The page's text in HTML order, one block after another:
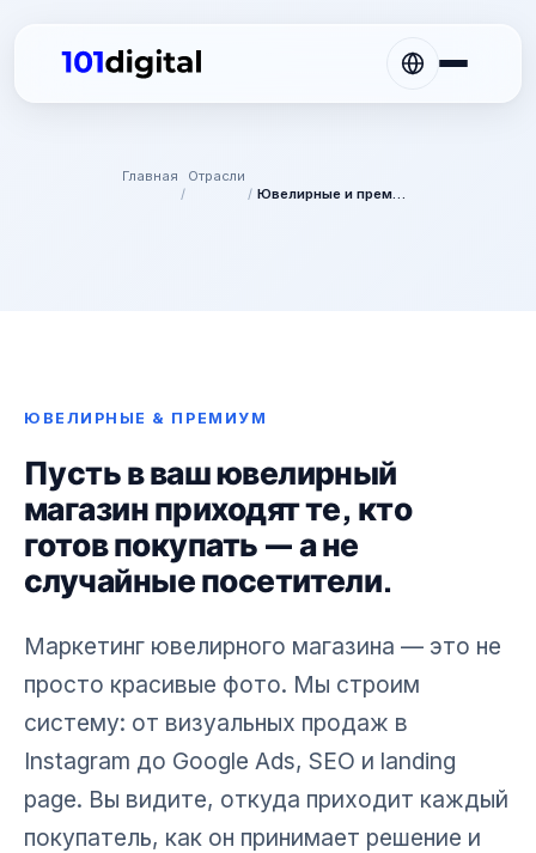
Главная
/
Отрасли
/
Ювелирные и премиум-бренды
ЮВЕЛИРНЫЕ & ПРЕМИУМ
Пусть в ваш ювелирный
магазин приходят те, кто
готов покупать — а не
случайные посетители.
Маркетинг ювелирного магазина — это не
просто красивые фото. Мы строим
систему: от визуальных продаж в
Instagram до Google Ads, SEO и landing
page. Вы видите, откуда приходит каждый
покупатель, как он принимает решение и